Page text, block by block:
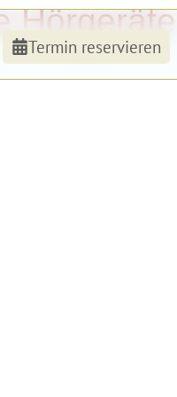
Termin reservieren
Hörgeräte